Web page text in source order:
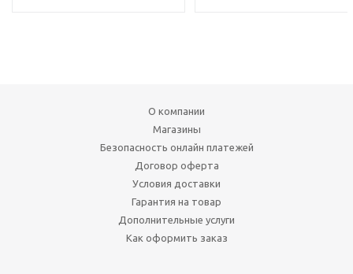
О компании
Магазины
Безопасность онлайн платежей
Договор оферта
Условия доставки
Гарантия на товар
Дополнительные услуги
Как оформить заказ